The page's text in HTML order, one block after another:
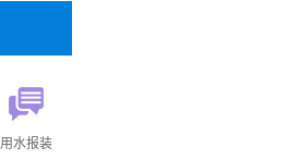
用水报装